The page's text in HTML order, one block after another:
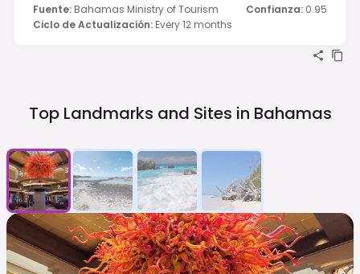
Fuente: Bahamas Ministry of Tourism Confianza: 0.95
Ciclo de Actualización: Every 12 months
Top Landmarks and Sites in Bahamas